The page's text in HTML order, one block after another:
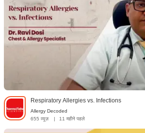
Respiratory Allergies vs. Infections
Allergy Decoded
655 व्यूज़
| 11 महीने पहले